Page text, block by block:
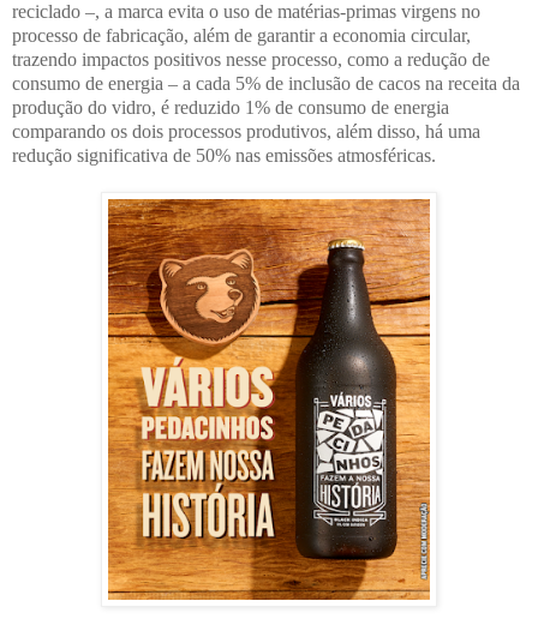
reciclado –, a marca evita o uso de matérias-primas virgens no
processo de fabricação, além de garantir a economia circular,
trazendo impactos positivos nesse processo, como a redução de
consumo de energia – a cada 5% de inclusão de cacos na receita da
produção do vidro, é reduzido 1% de consumo de energia
comparando os dois processos produtivos, além disso, há uma
redução significativa de 50% nas emissões atmosféricas.